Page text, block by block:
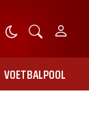
VOETBALPOOL